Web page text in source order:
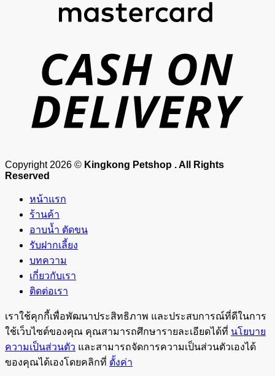
Copyright 2026 © Kingkong Petshop . All Rights
Reserved
หน้าแรก
ร้านค้า
อาบน้ำ ตัดขน
รับฝากเลี้ยง
บทความ
เกี่ยวกับเรา
ติดต่อเรา
เราใช้คุกกี้เพื่อพัฒนาประสิทธิภาพ และประสบการณ์ที่ดีในการ
ใช้เว็บไซต์ของคุณ คุณสามารถศึกษารายละเอียดได้ที่ นโยบาย
ความเป็นส่วนตัว และสามารถจัดการความเป็นส่วนตัวเองได้
ของคุณได้เองโดยคลิกที่ ตั้งค่า